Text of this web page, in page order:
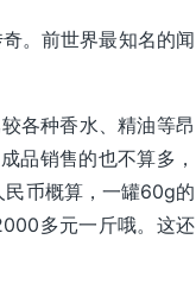
。前世界最知名的闻
各种香水、精油等昂
品销售的也不算多，
币概算，一罐60g的
多元一斤哦。这还